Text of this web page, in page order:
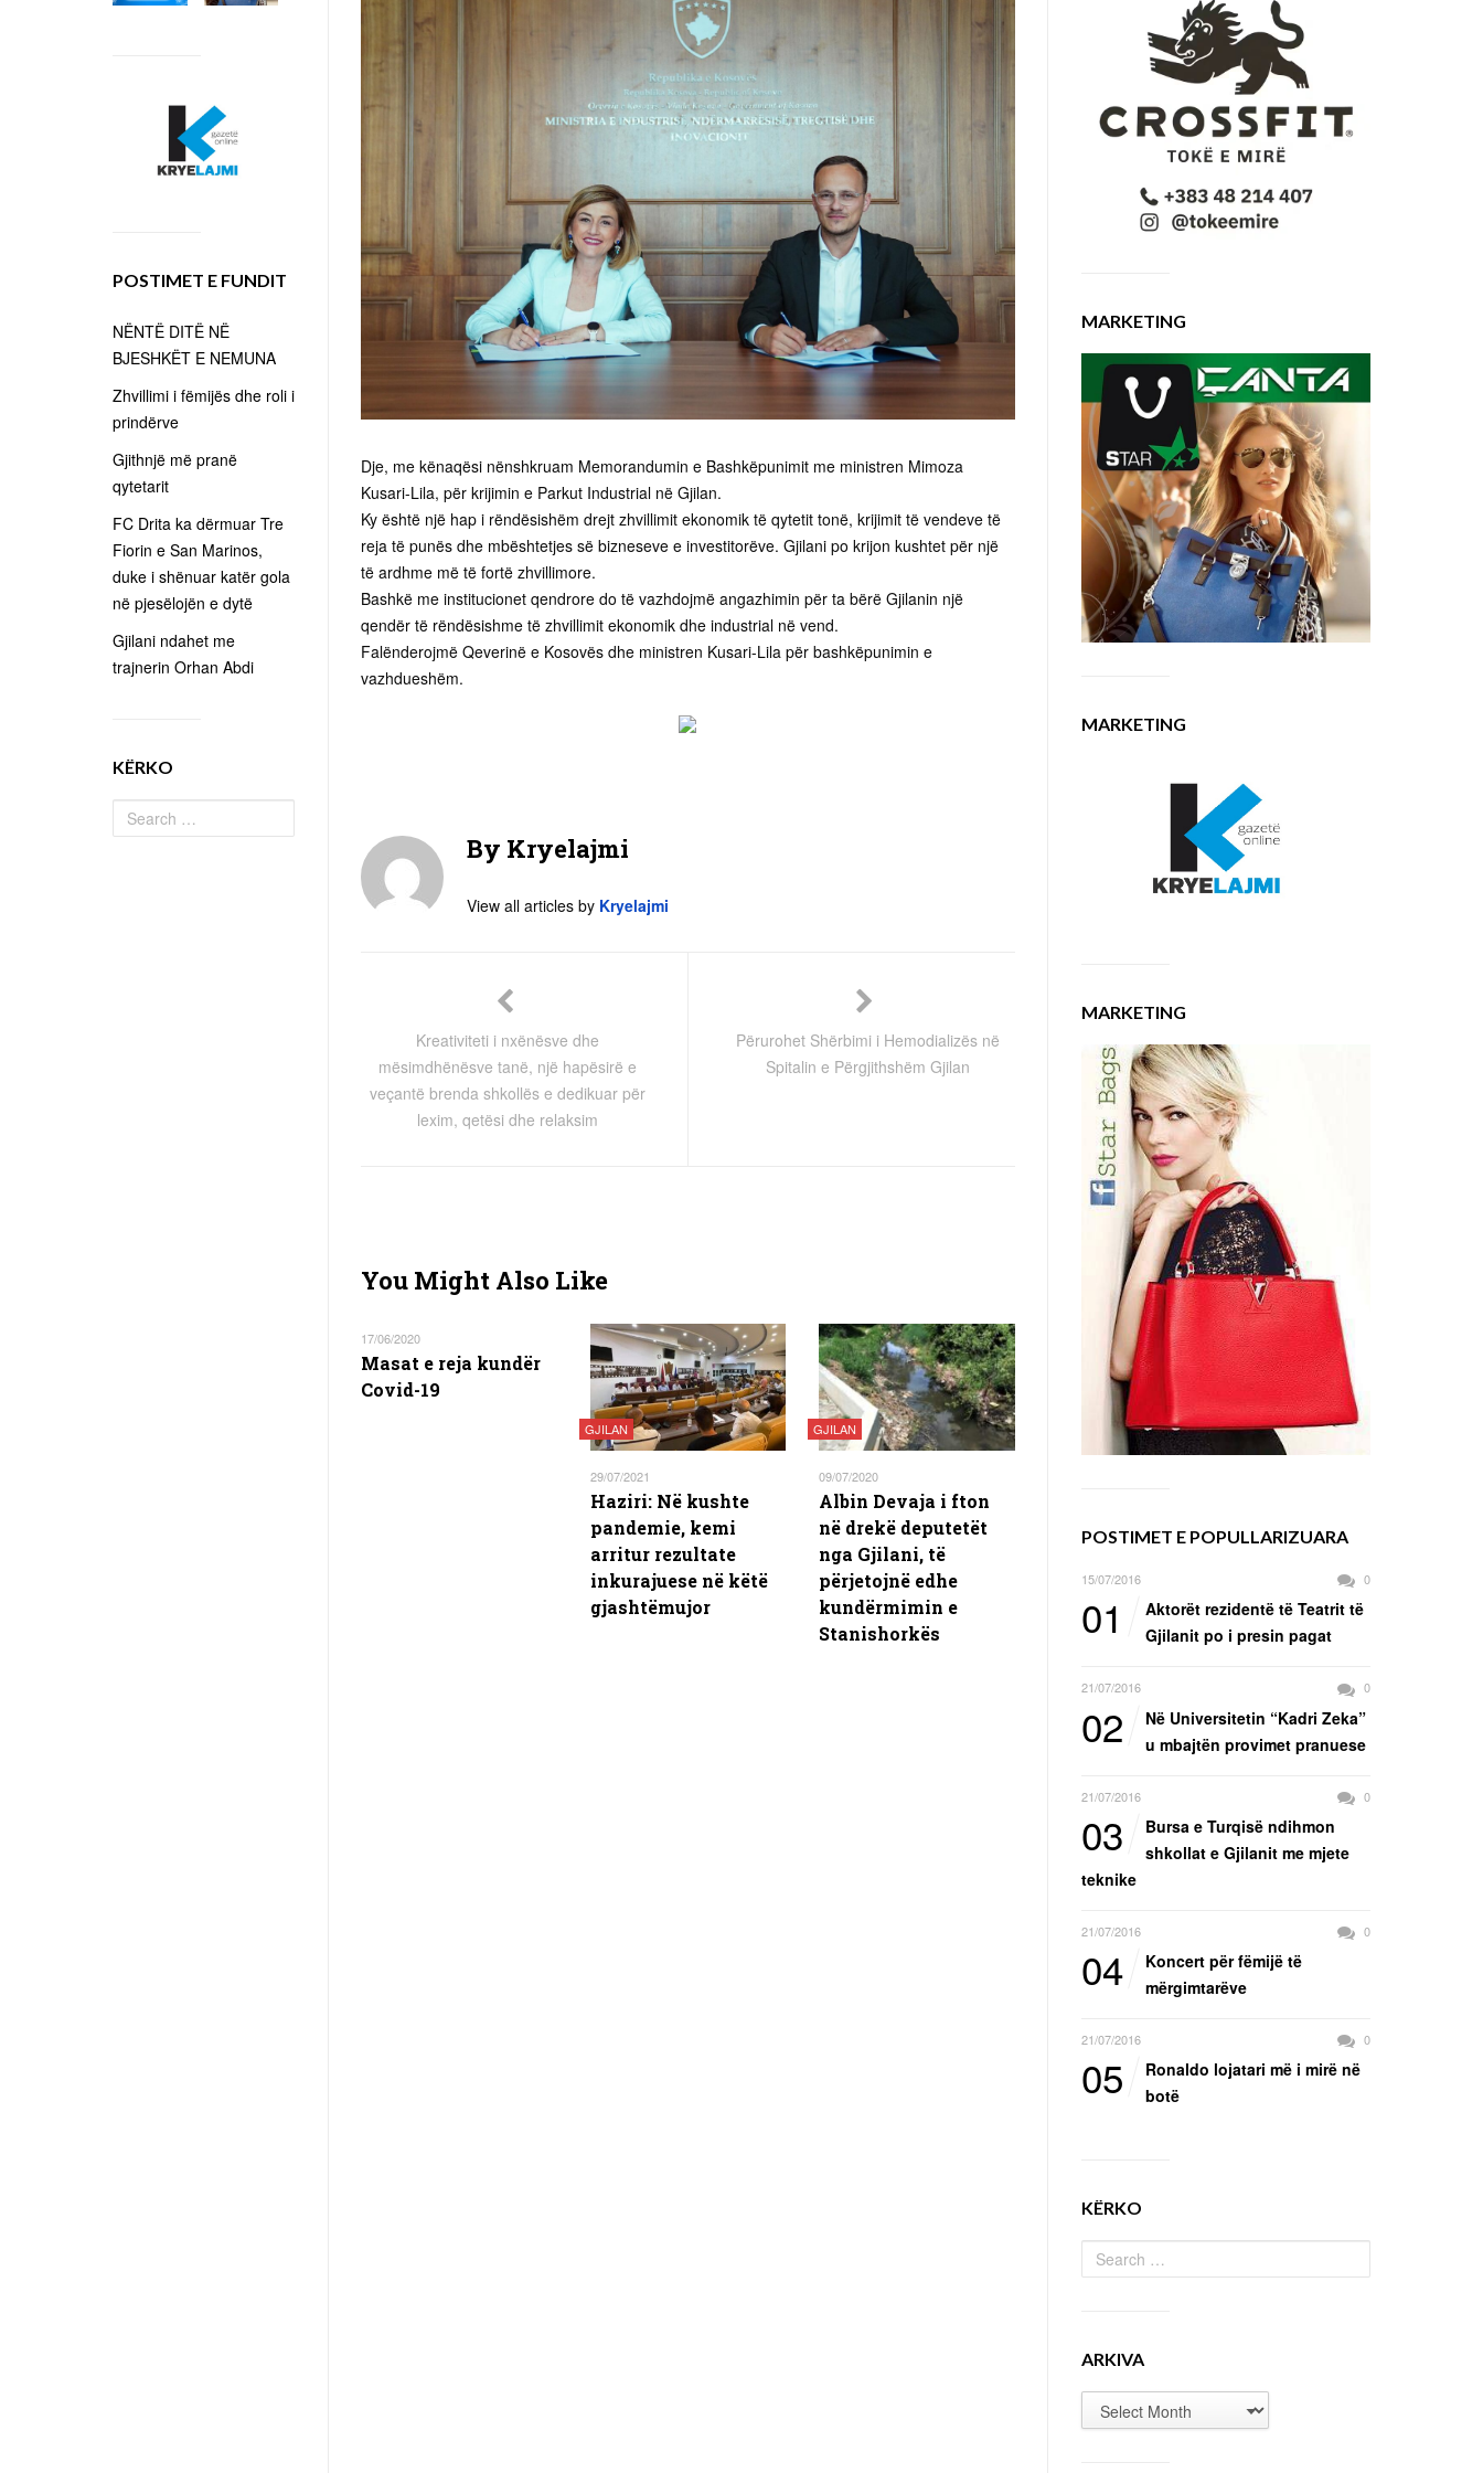
Dje, me kënaqësi nënshkruam Memorandumin e Bashkëpunimit me ministren Mimoza
Kusari-Lila, për krijimin e Parkut Industrial në Gjilan.
Ky është një hap i rëndësishëm drejt zhvillimit ekonomik të qytetit tonë, krijimit të vendeve të
reja të punës dhe mbështetjes së bizneseve e investitorëve. Gjilani po krijon kushtet për një
të ardhme më të fortë zhvillimore.
Bashkë me institucionet qendrore do të vazhdojmë angazhimin për ta bërë Gjilanin një
qendër të rëndësishme të zhvillimit ekonomik dhe industrial në vend.
Falënderojmë Qeverinë e Kosovës dhe ministren Kusari-Lila për bashkëpunimin e
vazhdueshëm.
By Kryelajmi
View all articles by Kryelajmi
Kreativiteti i nxënësve dhe
mësimdhënësve tanë, një hapësirë e
veçantë brenda shkollës e dedikuar për
lexim, qetësi dhe relaksim
Përurohet Shërbimi i Hemodializës në
Spitalin e Përgjithshëm Gjilan
You Might Also Like
17/06/2020
Masat e reja kundër
Covid-19
GJILAN
29/07/2021
Haziri: Në kushte
pandemie, kemi
arritur rezultate
inkurajuese në këtë
gjashtëmujor
GJILAN
09/07/2020
Albin Devaja i fton
në drekë deputetët
nga Gjilani, të
përjetojnë edhe
kundërmimin e
Stanishorkës
MARKETING
MARKETING
MARKETING
POSTIMET E POPULLARIZUARA
15/07/2016 0
01
Aktorët rezidentë të Teatrit të
Gjilanit po i presin pagat
21/07/2016 0
02
Në Universitetin “Kadri Zeka”
u mbajtën provimet pranuese
21/07/2016 0
03
Bursa e Turqisë ndihmon
shkollat e Gjilanit me mjete
teknike
21/07/2016 0
04
Koncert për fëmijë të
mërgimtarëve
21/07/2016 0
05
Ronaldo lojatari më i mirë në
botë
KËRKO
ARKIVA
POSTIMET E FUNDIT
NËNTË DITË NË
BJESHKËT E NEMUNA
Zhvillimi i fëmijës dhe roli i
prindërve
Gjithnjë më pranë
qytetarit
FC Drita ka dërmuar Tre
Fiorin e San Marinos,
duke i shënuar katër gola
në pjesëlojën e dytë
Gjilani ndahet me
trajnerin Orhan Abdi
KËRKO